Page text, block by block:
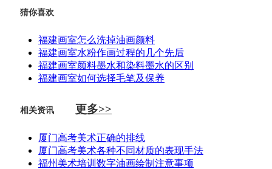
猜你喜欢
福建画室怎么洗掉油画颜料
福建画室水粉作画过程的几个先后
福建画室颜料墨水和染料墨水的区别
福建画室如何选择毛笔及保养
相关资讯 更多>>
厦门高考美术正确的排线
厦门高考美术各种不同材质的表现手法
福州美术培训数字油画绘制注意事项